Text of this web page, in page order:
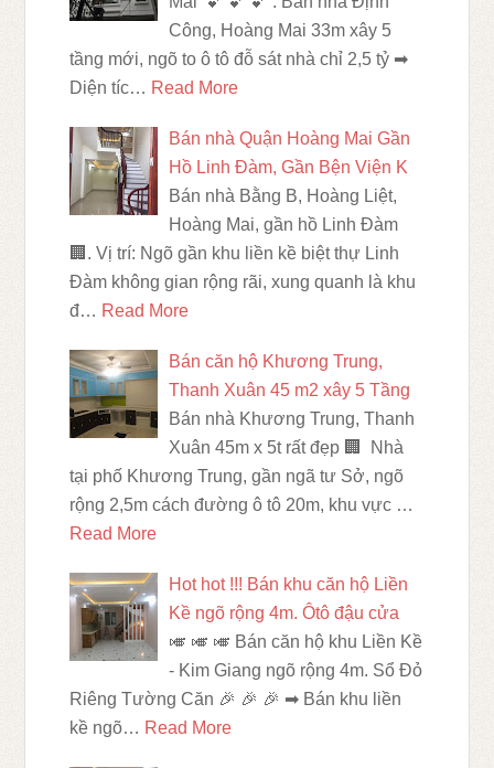
Công, Hoàng Mai 33m xây 5
tầng mới, ngõ to ô tô đỗ sát nhà chỉ 2,5 tỷ ➡
Diện tíc… Read More
Bán nhà Quận Hoàng Mai Gần
Hồ Linh Đàm, Gần Bện Viện K
Bán nhà Bằng B, Hoàng Liệt,
Hoàng Mai, gần hồ Linh Đàm
🏢. Vị trí: Ngõ gần khu liền kề biệt thự Linh
Đàm không gian rộng rãi, xung quanh là khu
đ… Read More
Bán căn hộ Khương Trung,
Thanh Xuân 45 m2 xây 5 Tầng
Bán nhà Khương Trung, Thanh
Xuân 45m x 5t rất đẹp 🏢 Nhà
tại phố Khương Trung, gần ngã tư Sở, ngõ
rộng 2,5m cách đường ô tô 20m, khu vực …
Read More
Hot hot !!! Bán khu căn hộ Liền
Kề ngõ rộng 4m. Ôtô đậu cửa
🎺 🎺 🎺 Bán căn hộ khu Liền Kề
- Kim Giang ngõ rộng 4m. Sổ Đỏ
Riêng Tường Căn 🎉 🎉 🎉 ➡ Bán khu liền
kề ngõ… Read More